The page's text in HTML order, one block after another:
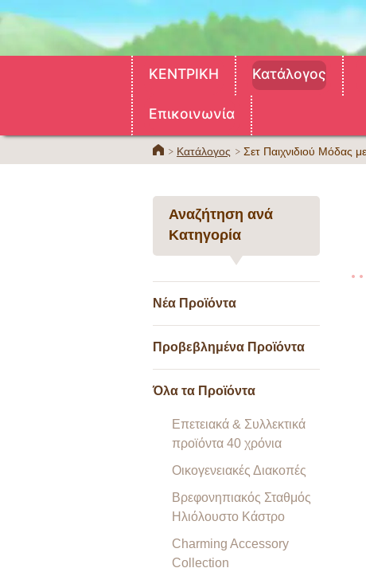
ΚΕΝΤΡΙΚΗ Κατάλογος
Επικοινωνία
ΚΕΝΤΡΙΚΗ
Κατάλογος Σετ Παιχνιδιού Μόδας
Αναζήτηση ανά
Κατηγορία
Νέα Προϊόντα
Προβεβλημένα Προϊόντα
Όλα τα Προϊόντα
Επετειακά & Συλλεκτικά
προϊόντα 40 χρόνια
Οικογενειακές Διακοπές
Βρεφονηπιακός Σταθμός
Ηλιόλουστο Κάστρο
Charming Accessory
Collection